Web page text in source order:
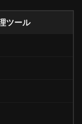
ツール